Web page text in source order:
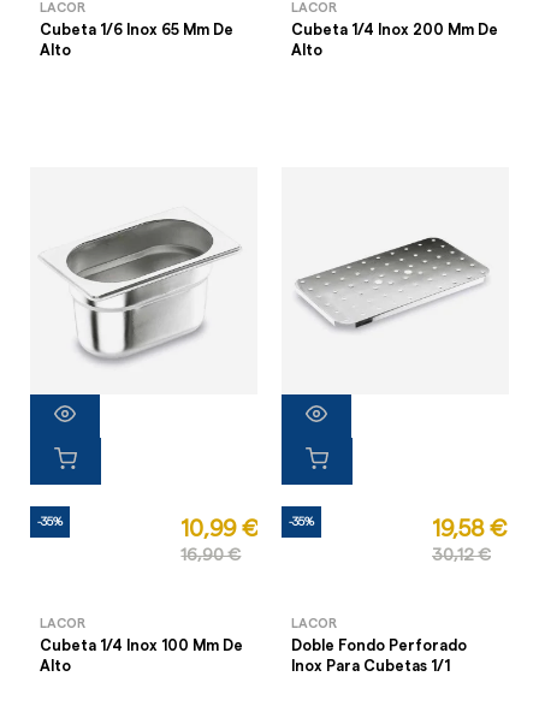
LACOR
Cubeta 1/6 Inox 65 Mm De
Alto
LACOR
Cubeta 1/4 Inox 200 Mm De
Alto
-35% 10,99 €
16,90 €
LACOR
Cubeta 1/4 Inox 100 Mm De
Alto
-35% 19,58 €
30,12 €
LACOR
Doble Fondo Perforado
Inox Para Cubetas 1/1